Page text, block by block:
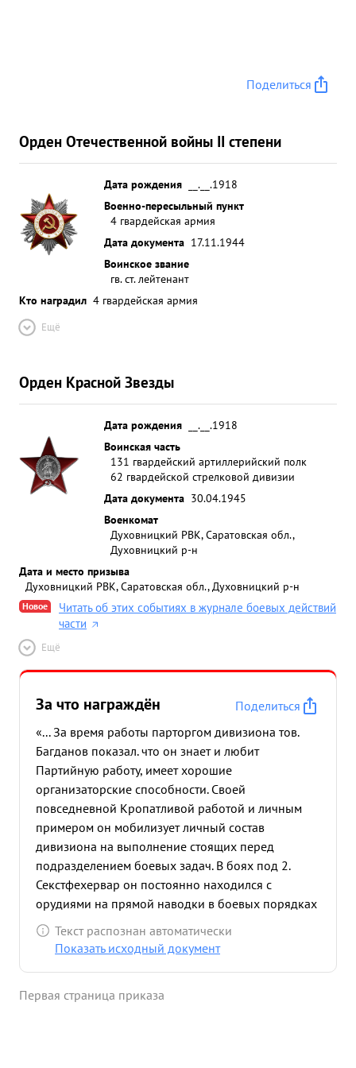
Поделиться
Орден Отечественной войны II степени
Дата рождения
__.__.1918
Военно-пересыльный пункт
4 гвардейская армия
Дата документа 17.11.1944
Воинское звание
гв. ст. лейтенант
Кто наградил 4 гвардейская армия
Ещё
Орден Красной Звезды
Дата рождения
__.__.1918
Воинская часть
131 гвардейский артиллерийский полк
62 гвардейской стрелковой дивизии
Дата документа 30.04.1945
Военкомат
Духовницкий РВК, Саратовская обл.,
Духовницкий р-н
Дата и место призыва
Духовницкий РВК, Саратовская обл., Духовницкий р-н
Новое
Читать об этих событиях в журнале боевых действий
части
Ещё
За что награждён
Поделиться
«... За время работы парторгом дивизиона тов.
Багданов показал. что он знает и любит
Партийную работу, имеет хорошие
организаторские способности. Своей
повседневной Кропатливой работой и личным
примером он мобилизует личный состав
дивизиона на выполнение стоящих перед
подразделением боевых задач. В боях под 2.
Секстфехервар он постоянно находился с
орудиями на прямой наводки в боевых порядках
пехоты. Д Ночь на 20 марта 1945 г. Наша пехота в
сопровождении батареи Заняла выс 136. Зная,
вести тяжелый бой, тов. Багданов пришел на
Текст распознан автоматически
Показать исходный документ
Первая страница приказа